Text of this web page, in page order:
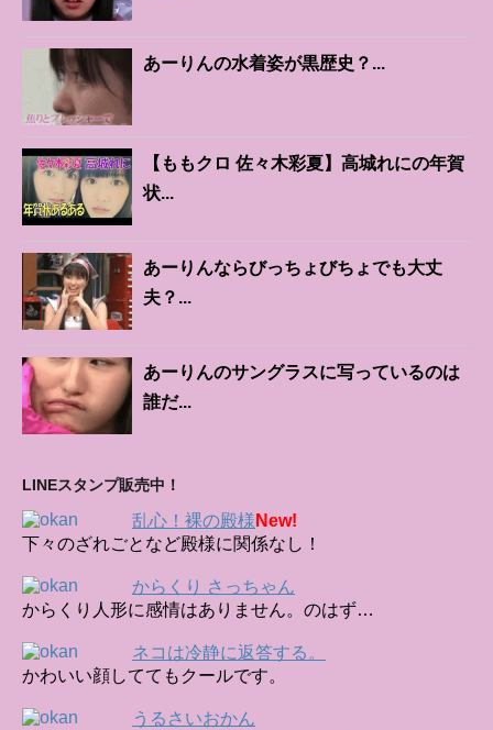
あーりんの水着姿が黒歴史？...
【ももクロ 佐々木彩夏】高城れにの年賀
状...
あーりんならびっちょびちょでも大丈
夫？...
あーりんのサングラスに写っているのは
誰だ...
LINEスタンプ販売中！
乱心！裸の殿様 New!
下々のざれごとなど殿様に関係なし！
からくり さっちゃん
からくり人形に感情はありません。のはず…
ネコは冷静に返答する。
かわいい顔しててもクールです。
うるさいおかん